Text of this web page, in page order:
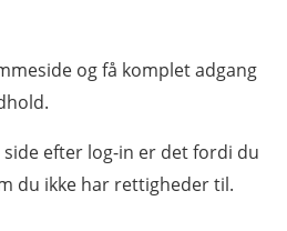
og få komplet adgang
efter log-in er det fordi du
du ikke har rettigheder til.